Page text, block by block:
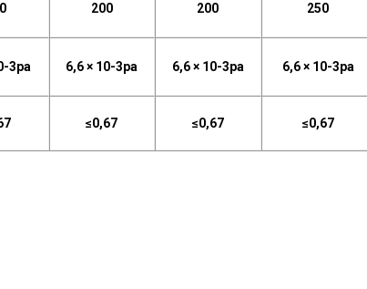
200 200 250
3pa 6,6 × 10-3pa 6,6 × 10-3pa 6,6 × 10-3pa
≤0,67 ≤0,67 ≤0,67